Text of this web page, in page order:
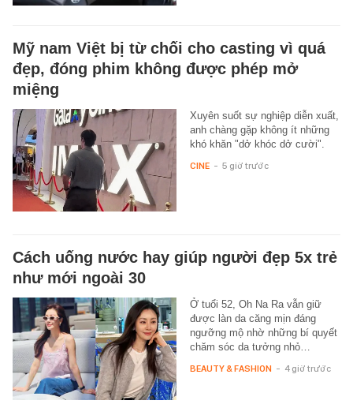
Mỹ nam Việt bị từ chối cho casting vì quá
đẹp, đóng phim không được phép mở
miệng
Xuyên suốt sự nghiệp diễn xuất,
anh chàng gặp không ít những
khó khăn "dở khóc dở cười".
CINE - 5 giờ trước
Cách uống nước hay giúp người đẹp 5x trẻ
như mới ngoài 30
Ở tuổi 52, Oh Na Ra vẫn giữ
được làn da căng mịn đáng
ngưỡng mộ nhờ những bí quyết
chăm sóc da tưởng nhỏ…
BEAUTY & FASHION - 4 giờ trước